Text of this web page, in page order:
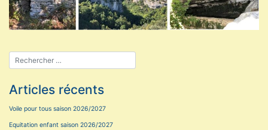
Articles récents
Voile pour tous saison 2026/2027
Equitation enfant saison 2026/2027